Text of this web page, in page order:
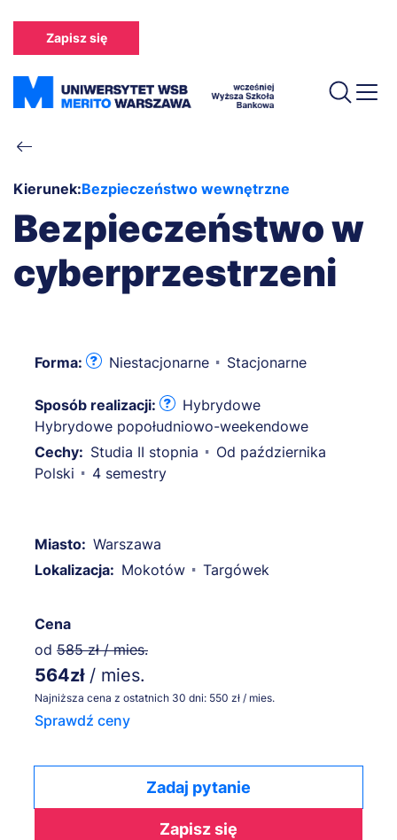
treści
Zapisz się
Ścieżka
nawigacyjna
Kierunek:Bezpieczeństwo wewnętrzne
Bezpieczeństwo w
cyberprzestrzeni
Forma: Niestacjonarne Stacjonarne
Sposób realizacji:
Hybrydowe
Hybrydowe popołudniowo-weekendowe
Cechy: Studia II stopnia
Od października
Polski
4 semestry
Miasto: Warszawa
Lokalizacja: Mokotów Targówek
Cena
od 585 zł / mies.
564zł / mies.
Najniższa cena z ostatnich 30 dni: 550 zł / mies.
Sprawdź ceny
Zadaj pytanie
Zapisz się